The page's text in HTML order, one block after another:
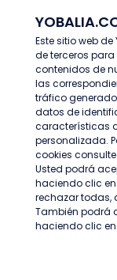
Este sitio web de
de terceros
contenidos de
las
tráfico
datos de
características
personalizada.
cookies
Usted podrá
haciendo clic
rechazar todas,
También podrá
haciendo clic en
Últimas
Personal para
Personal